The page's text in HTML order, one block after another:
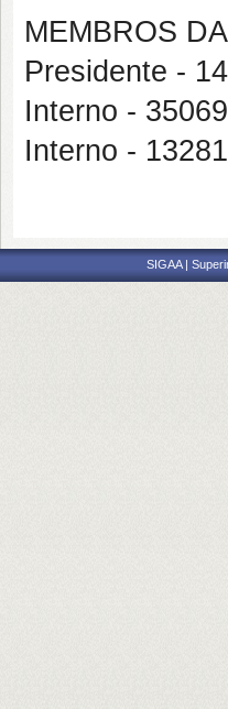
MEMBROS
Presidente -
Interno -
Interno -
SIGAA |